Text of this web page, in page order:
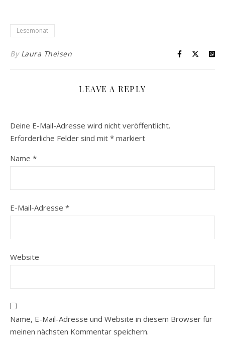
Lesemonat
By Laura Theisen
LEAVE A REPLY
Deine E-Mail-Adresse wird nicht veröffentlicht.
Erforderliche Felder sind mit * markiert
Name *
E-Mail-Adresse *
Website
Name, E-Mail-Adresse und Website in diesem Browser für
meinen nächsten Kommentar speichern.